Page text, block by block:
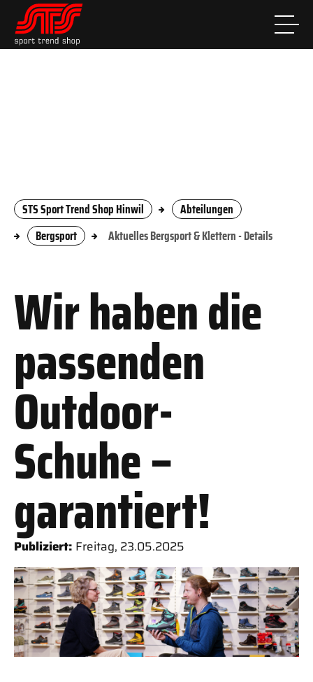
STS Sport Trend Shop Hinwil
Abteilungen
Bergsport
Aktuelles Bergsport & Klettern - Details
Wir haben die
passenden
Outdoor-
Schuhe –
garantiert!
Publiziert: Freitag, 23.05.2025